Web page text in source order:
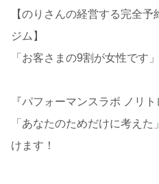
【のりさんの経営する完全
ジム】
「お客さまの9割が女性です」
『パフォーマンスラボ ノリ
「あなたのためだけに考え
けます！